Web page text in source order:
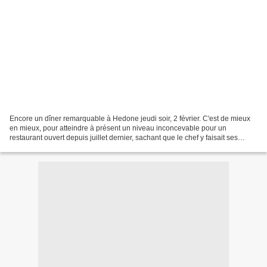
Encore un dîner remarquable à Hedone jeudi soir, 2 février. C'est de mieux
en mieux, pour atteindre à présent un niveau inconcevable pour un
restaurant ouvert depuis juillet dernier, sachant que le chef y faisait ses